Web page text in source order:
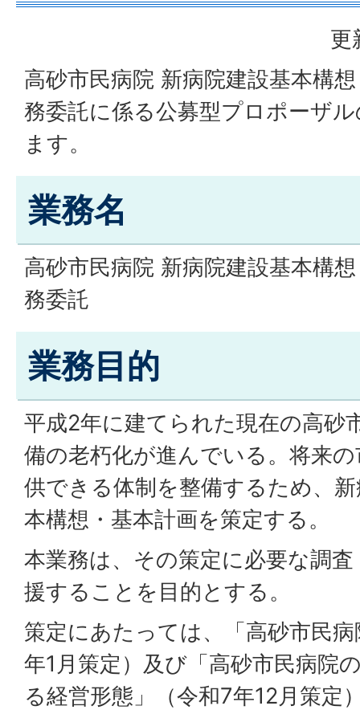
更
高砂市民病院 新病院建設基本構
務委託に係る公募型プロポーザ
ます。
業務名
高砂市民病院 新病院建設基本構
務委託
業務目的
平成2年に建てられた現在の高砂
備の老朽化が進んでいる。将来
供できる体制を整備するため、
本構想・基本計画を策定する。
本業務は、その策定に必要な調
援することを目的とする。
策定にあたっては、「高砂市民
年1月策定）及び「高砂市民病院
る経営形態」（令和7年12月策定